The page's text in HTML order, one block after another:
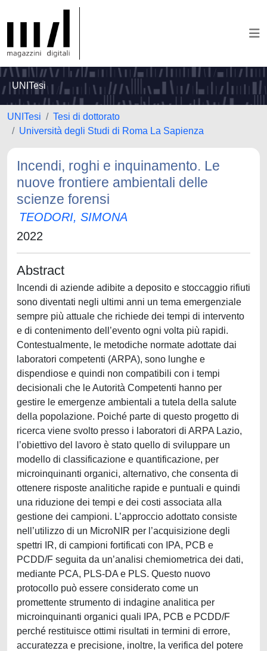
UNITesi
UNITesi
Tesi di dottorato
Università degli Studi di Roma La Sapienza
Incendi, roghi e inquinamento. Le
nuove frontiere ambientali delle
scienze forensi
TEODORI, SIMONA
2022
Abstract
Incendi di aziende adibite a deposito e stoccaggio rifiuti
sono diventati negli ultimi anni un tema emergenziale
sempre più attuale che richiede dei tempi di intervento
e di contenimento dell’evento ogni volta più rapidi.
Contestualmente, le metodiche normate adottate dai
laboratori competenti (ARPA), sono lunghe e
dispendiose e quindi non compatibili con i tempi
decisionali che le Autorità Competenti hanno per
gestire le emergenze ambientali a tutela della salute
della popolazione. Poiché parte di questo progetto di
ricerca viene svolto presso i laboratori di ARPA Lazio,
l’obiettivo del lavoro è stato quello di sviluppare un
modello di classificazione e quantificazione, per
microinquinanti organici, alternativo, che consenta di
ottenere risposte analitiche rapide e puntuali e quindi
una riduzione dei tempi e dei costi associata alla
gestione dei campioni. L’approccio adottato consiste
nell’utilizzo di un MicroNIR per l’acquisizione degli
spettri IR, di campioni fortificati con IPA, PCB e
PCDD/F seguita da un’analisi chemiometrica dei dati,
mediante PCA, PLS-DA e PLS. Questo nuovo
protocollo può essere considerato come un
promettente strumento di indagine analitica per
microinquinanti organici quali IPA, PCB e PCDD/F
perché restituisce ottimi risultati in termini di errore,
accuratezza e precisione, inoltre, la verifica del potere